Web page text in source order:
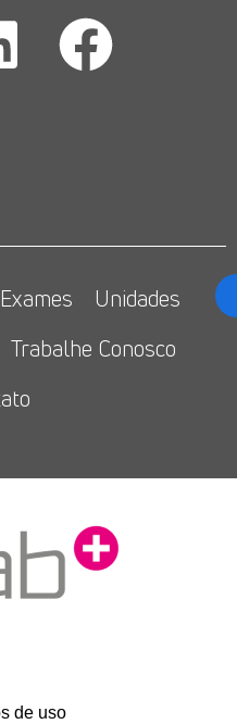
Exames
Unidades
Trabalhe Conosco
de uso